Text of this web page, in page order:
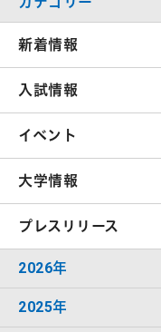
新着情報
入試情報
イベント
大学情報
プレスリリース
2026年
2025年